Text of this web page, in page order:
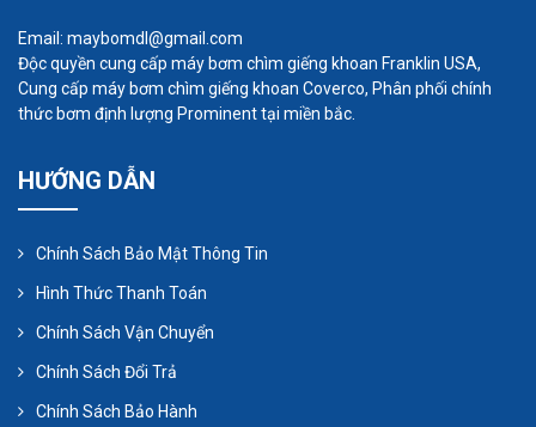
Máy thổi khí con sò 2 tầng cánh:
thiết kế hai tầng cánh xếp với nhau, máy hai tầng
nhược điểm của máy này là lưu lượng khí khá ít, để
có được lưu lượng nhiều mà áp lực ít thì bạn phải
sử dụng máy thổi khí 1 tầng cánh.
Để biết thêm thông tin chi tiết cũng như nhận
Email: maybomdl@gmail.com
Độc quyền cung cấp máy bơm chìm giếng khoan Franklin USA,
Cung cấp máy bơm chìm giếng khoan Coverco, Phân phối chính
thức bơm định lượng Prominent tại miền bắc.
HƯỚNG DẪN
Chính Sách Bảo Mật Thông Tin
Hình Thức Thanh Toán
Chính Sách Vận Chuyển
Chính Sách Đổi Trả
Chính Sách Bảo Hành